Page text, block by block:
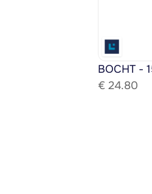
BOCHT -
€ 24.80